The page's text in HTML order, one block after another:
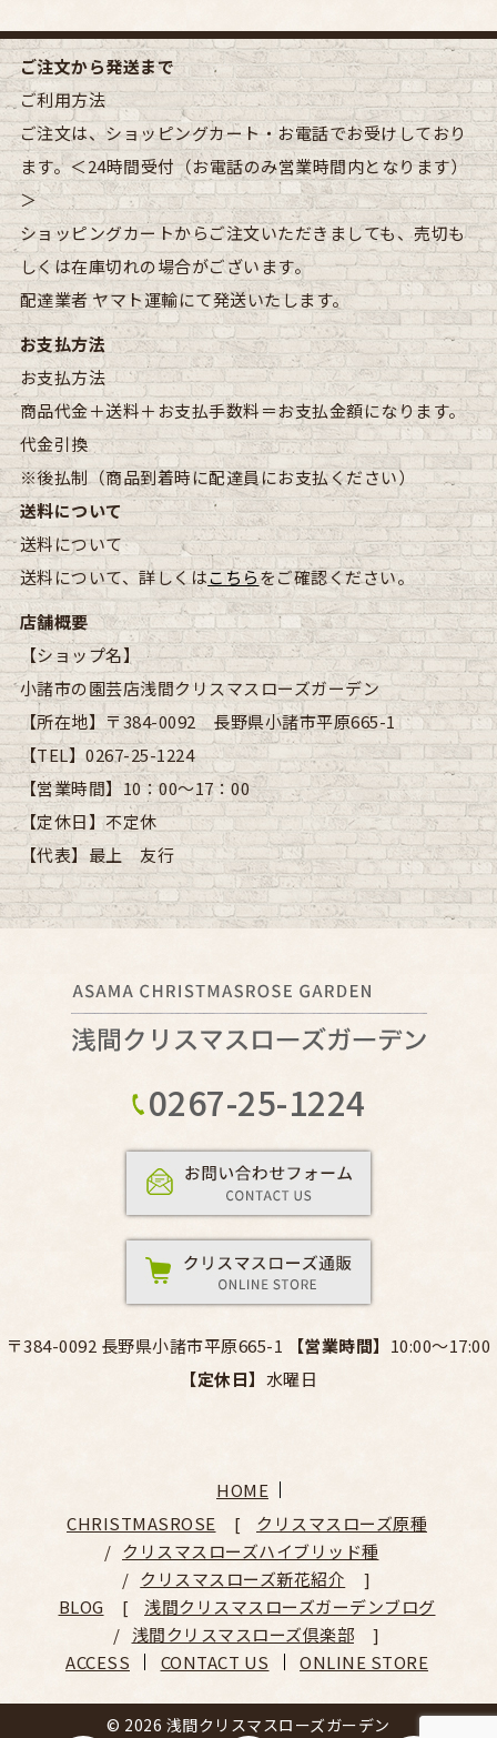
ご注文から発送まで
ご利用方法
ご注文は、ショッピングカート・お電話でお受けしており
ます。＜24時間受付（お電話のみ営業時間内となります）
＞
ショッピングカートからご注文いただきましても、売切も
しくは在庫切れの場合がございます。
配達業者 ヤマト運輸にて発送いたします。
お支払方法
お支払方法
商品代金＋送料＋お支払手数料＝お支払金額になります。
代金引換
※後払制（商品到着時に配達員にお支払ください）
送料について
送料について
送料について、詳しくはこちらをご確認ください。
店舗概要
【ショップ名】
小諸市の園芸店浅間クリスマスローズガーデン
【所在地】 〒384-0092 長野県小諸市平原665-1
【TEL】0267-25-1224
【営業時間】10：00～17：00
【定休日】不定休
【代表】 最上 友行
0267-25-1224
〒384-0092 長野県小諸市平原665-1 【営業時間】 10:00～17:00
【定休日】 水曜日
HOME
CHRISTMASROSE
クリスマスローズ原種
クリスマスローズハイブリッド種
クリスマスローズ新花紹介
BLOG
浅間クリスマスローズガーデンブログ
浅間クリスマスローズ倶楽部
ACCESS
CONTACT US ONLINE STORE
© 2026 浅間クリスマスローズガーデン